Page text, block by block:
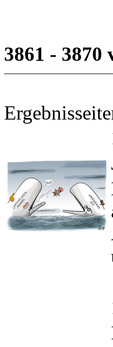
3861 - 3870